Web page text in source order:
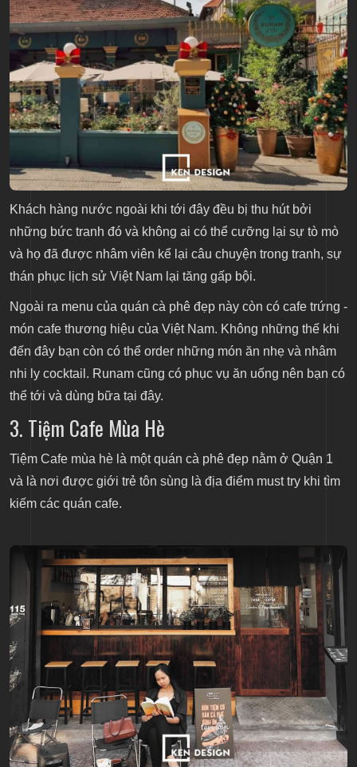
Khách hàng nước ngoài khi tới đây đều bị thu hút bởi
những bức tranh đó và không ai có thể cưỡng lại sự tò mò
và họ đã được nhâm viên kể lại câu chuyện trong tranh, sự
thán phục lịch sử Việt Nam lại tăng gấp bội.
Ngoài ra menu của quán cà phê đẹp này còn có cafe trứng -
món cafe thương hiệu của Việt Nam. Không những thế khi
đến đây bạn còn có thể order những món ăn nhẹ và nhâm
nhi ly cocktail. Runam cũng có phục vụ ăn uống nên bạn có
thể tới và dùng bữa tại đây.
3. Tiệm Cafe Mùa Hè
Tiệm Cafe mùa hè là mộtquán cà phê đẹp nằm ở Quận 1
và là nơi được giới trẻ tôn sùng là địa điểm must try khi tìm
kiếm các quán cafe.